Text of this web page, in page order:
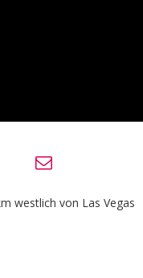
westlich von Las Vegas